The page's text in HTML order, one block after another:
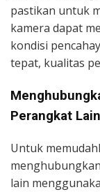
pastikan untuk
kamera dapat
kondisi
tepat, kualitas
Perangkat
Untuk
lain